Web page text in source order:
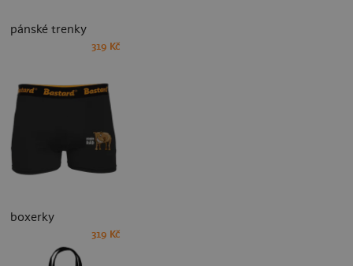
pánské trenky
319 Kč
boxerky
319 Kč